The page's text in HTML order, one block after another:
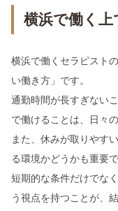
横浜で働く上
横浜で働くセラピスト
い働き方」です。
通勤時間が長すぎない
で働けることは、日々
また、休みが取りやす
る環境かどうかも重要で
短期的な条件だけでな
う視点を持つことが、